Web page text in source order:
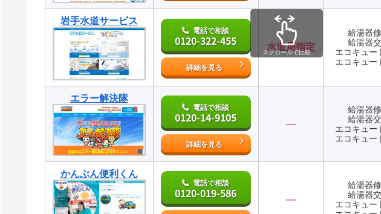
岩手水道サービス
電話で相談
0120-322-455
詳細を見る
水道局指定
給湯器
給湯器
エコキュ
エコキュ
エラー解決隊
電話で相談
0120-14-9105
詳細を見る
―
給湯器
給湯器
エコキュ
エコキュ
かんぶん便利くん
電話で相談
0120-019-586 ―
給湯器
給湯器
エコキュ
スクロールで比較